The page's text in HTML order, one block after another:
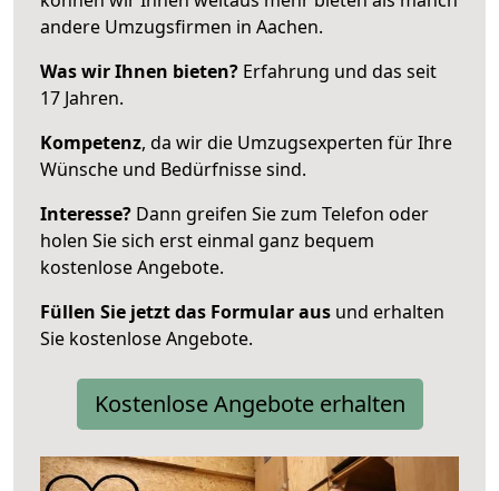
andere Umzugsfirmen in Aachen.
Was wir Ihnen bieten? Erfahrung und das seit
17 Jahren.
Kompetenz, da wir die Umzugsexperten für Ihre
Wünsche und Bedürfnisse sind.
Interesse? Dann greifen Sie zum Telefon oder
holen Sie sich erst einmal ganz bequem
kostenlose Angebote.
Füllen Sie jetzt das Formular aus und erhalten
Sie kostenlose Angebote.
Kostenlose Angebote erhalten